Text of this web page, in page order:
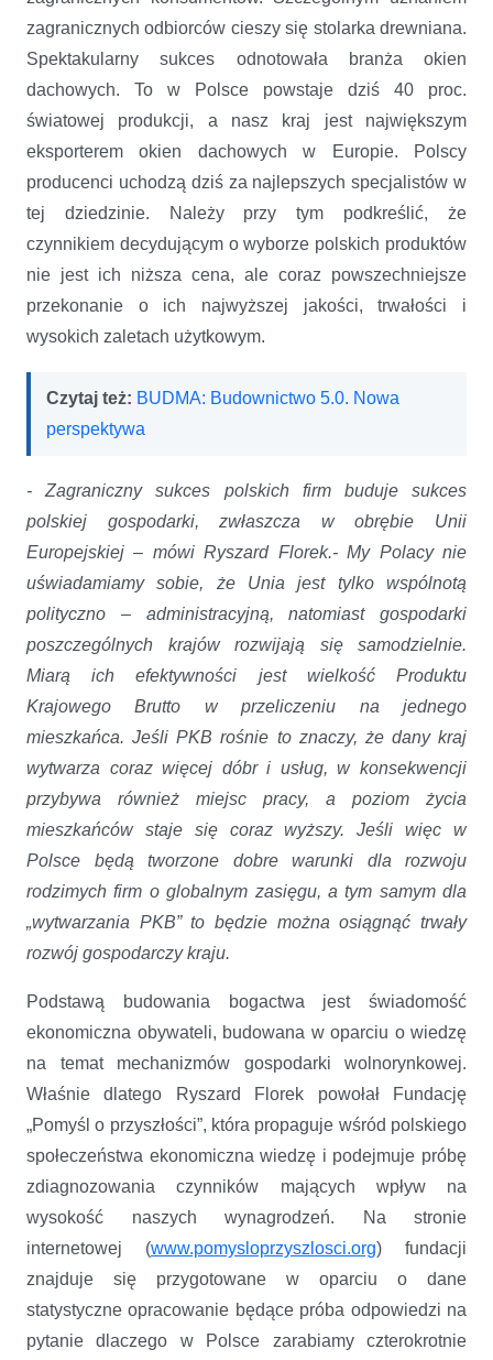
zagranicznych odbiorców cieszy się stolarka drewniana.
Spektakularny sukces odnotowała branża okien
dachowych. To w Polsce powstaje dziś 40 proc.
światowej produkcji, a nasz kraj jest największym
eksporterem okien dachowych w Europie. Polscy
producenci uchodzą dziś za najlepszych specjalistów w
tej dziedzinie. Należy przy tym podkreślić, że
czynnikiem decydującym o wyborze polskich produktów
nie jest ich niższa cena, ale coraz powszechniejsze
przekonanie o ich najwyższej jakości, trwałości i
wysokich zaletach użytkowym.
Czytaj też: BUDMA: Budownictwo 5.0. Nowa
perspektywa
- Zagraniczny sukces polskich firm buduje sukces
polskiej gospodarki, zwłaszcza w obrębie Unii
Europejskiej – mówi Ryszard Florek.- My Polacy nie
uświadamiamy sobie, że Unia jest tylko wspólnotą
polityczno – administracyjną, natomiast gospodarki
poszczególnych krajów rozwijają się samodzielnie.
Miarą ich efektywności jest wielkość Produktu
Krajowego Brutto w przeliczeniu na jednego
mieszkańca. Jeśli PKB rośnie to znaczy, że dany kraj
wytwarza coraz więcej dóbr i usług, w konsekwencji
przybywa również miejsc pracy, a poziom życia
mieszkańców staje się coraz wyższy. Jeśli więc w
Polsce będą tworzone dobre warunki dla rozwoju
rodzimych firm o globalnym zasięgu, a tym samym dla
„wytwarzania PKB” to będzie można osiągnąć trwały
rozwój gospodarczy kraju.
Podstawą budowania bogactwa jest świadomość
ekonomiczna obywateli, budowana w oparciu o wiedzę
na temat mechanizmów gospodarki wolnorynkowej.
Właśnie dlatego Ryszard Florek powołał Fundację
„Pomyśl o przyszłości”, która propaguje wśród polskiego
społeczeństwa ekonomiczna wiedzę i podejmuje próbę
zdiagnozowania czynników mających wpływ na
wysokość naszych wynagrodzeń. Na stronie
internetowej (www.pomysloprzyszlosci.org) fundacji
znajduje się przygotowane w oparciu o dane
statystyczne opracowanie będące próba odpowiedzi na
pytanie dlaczego w Polsce zarabiamy czterokrotnie